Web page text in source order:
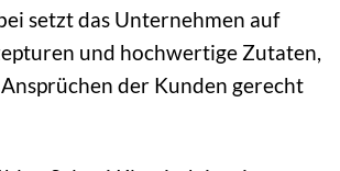
setzt das Unternehmen auf
und hochwertige Zutaten,
der Kunden gerecht